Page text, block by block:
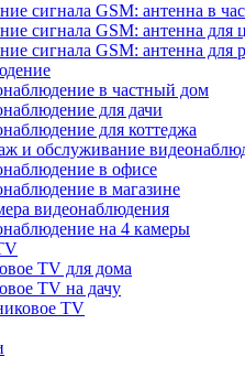
сигнала GSM: антенна в
сигнала GSM: антенна для
сигнала GSM: антенна для
в частный дом
для дачи
для коттеджа
и обслуживание
в офисе
в магазине
видеонаблюдения
на 4 камеры
TV для дома
TV на дачу
TV